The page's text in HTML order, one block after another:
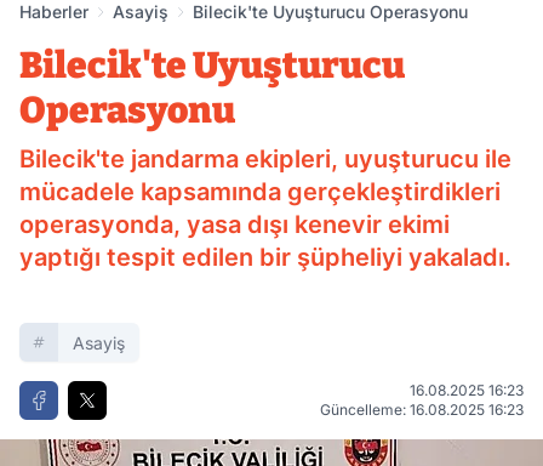
Haberler Asayiş Bilecik'te Uyuşturucu Operasyonu
Bilecik'te Uyuşturucu
Operasyonu
Bilecik'te jandarma ekipleri, uyuşturucu ile
mücadele kapsamında gerçekleştirdikleri
operasyonda, yasa dışı kenevir ekimi
yaptığı tespit edilen bir şüpheliyi yakaladı.
Asayiş
16.08.2025 16:23
Güncelleme: 16.08.2025 16:23